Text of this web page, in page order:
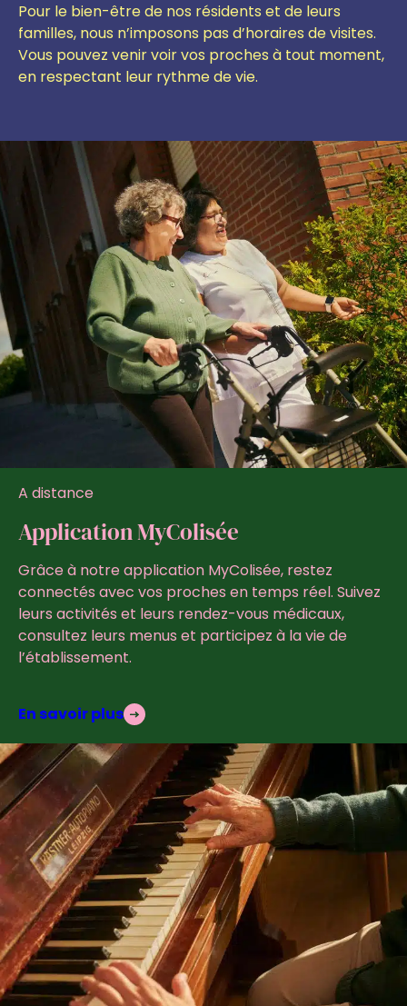
Pour le bien-être de nos résidents et de leurs
familles, nous n’imposons pas d’horaires de visites.
Vous pouvez venir voir vos proches à tout moment,
en respectant leur rythme de vie.
A distance
Application MyColisée
Grâce à notre application MyColisée, restez
connectés avec vos proches en temps réel. Suivez
leurs activités et leurs rendez-vous médicaux,
consultez leurs menus et participez à la vie de
l’établissement.
En savoir plus